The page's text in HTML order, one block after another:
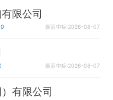
限公司
0 最近中标:2026-08-07
最近中标:2026-08-07
有限公司